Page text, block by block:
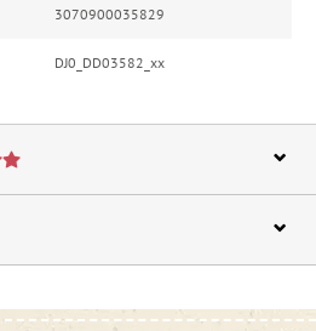
3070900035829
DJ0_DD03582_xx